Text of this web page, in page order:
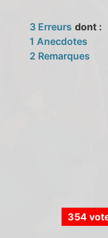
3 Erreurs dont :
1 Anecdotes
2 Remarques
354